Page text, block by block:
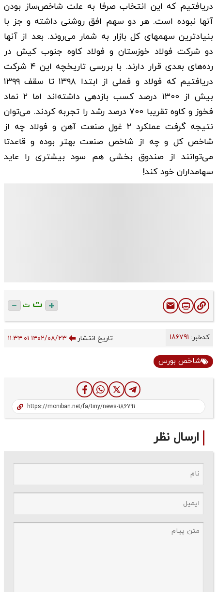
دریافتیم که این انتخاب صرفا به علت شاخص‌ساز بودن
آنها نبوده است. هر دو سهم افق روشنی داشته و جز با
بنیادترین سهم‎های کل بازار به شمار می‌روند. بعد از آنها
دو شرکت فولاد خوزستان و فولاد کاوه جنوب کیش در
رده‌های بعدی قرار دارند. با بررسی تاریخچه این ۴ شرکت
دریافتیم که فولاد و فملی از ابتدا ۱۳۹۸ تا سقف ۱۳۹۹
بیش از ۱۳۰۰ درصد کسب بازدهی داشته‌اند اما ۲ نماد
فخوز و کاوه تقریبا ۷۰۰ درصد رشد را تجربه کردند. می‌توان
نتیجه گرفت عملکرد ۲ غول صنعت آهن و فولاد چه از
شاخص کل و چه از شاخص صنعت بهتر بوده و قاعدتا
می‌توانند از صندوق بخشی هم سود بیشتری را عاید
سهامداران خود کند!
ت ت
کدخبر: تاریخ انتشار ۱۴۰۲/۰۸/۲۳ ۱۱:۳۴:۰۱
شاخص بورس
ارسال نظر